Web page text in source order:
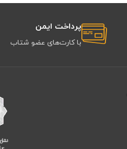
پرداخت ایمن
با کارت‌های عضو شتاب